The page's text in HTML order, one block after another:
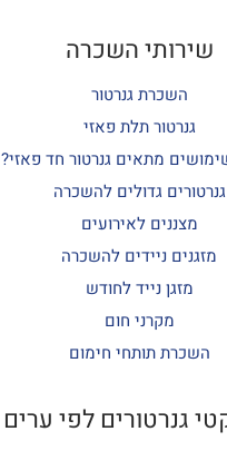
שירותי השכרה
השכרת גנרטור
גנרטור תלת פאזי
מתאים גנרטור חד פאזי?
גנרטורים גדולים להשכרה
מצננים לאירועים
מזגנים ניידים להשכרה
מזגן נייד לחודש
מקרני חום
השכרת תותחי חימום
גנרטורים לפי ערים